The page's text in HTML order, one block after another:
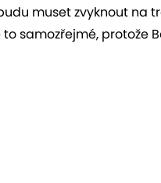
muset zvyknout na
samozřejmé, protože